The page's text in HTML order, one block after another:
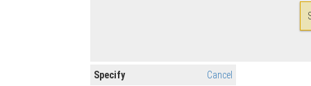
Specify Cancel